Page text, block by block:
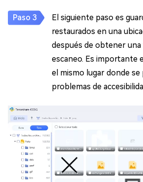
El siguiente paso es
restaurados en una
después de obtener una
escaneo. Es importante
el mismo lugar donde
problemas de